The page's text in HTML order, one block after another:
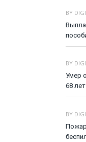
BY
BY
Умер
68 лет
BY